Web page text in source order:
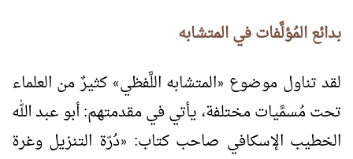
بدائع المُؤلَّفات في المتشابه
لقد تناول موضوع «المتشابه اللَّفظي» كثيرٌ من العلماء
تحت مُسمَّيات مختلفة، يأتي في مقدمتهم: أبو عبد الله
الخطيب الإسكافي صاحب كتاب: «دُرّة التنزيل وغرة